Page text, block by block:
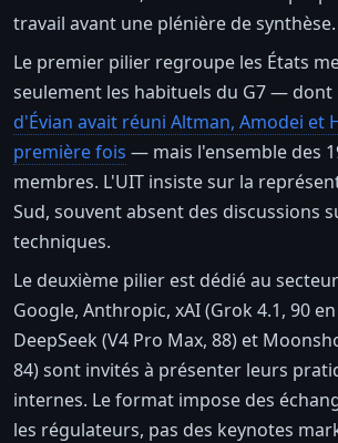
travail avant une plénière de synthèse.
Le premier pilier regroupe les États
seulement les habituels du G7 — dont
d'Évian avait réuni Altman, Amodei et
première fois — mais l'ensemble des
membres. L'UIT insiste sur la
Sud, souvent absent des discussions
techniques.
Le deuxième pilier est dédié au
Google, Anthropic, xAI (Grok 4.1, 90
DeepSeek (V4 Pro Max, 88) et
84) sont invités à présenter leurs
internes. Le format impose des
les régulateurs, pas des keynotes